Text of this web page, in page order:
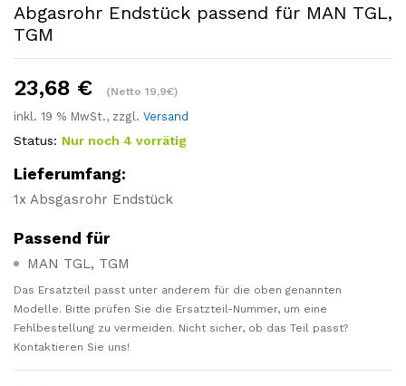
Abgasrohr Endstück passend für MAN TGL,
TGM
23,68 € (Netto 19,9€)
inkl. 19 % MwSt., zzgl. Versand
Status: Nur noch 4 vorrätig
Lieferumfang:
1x Absgasrohr Endstück
Passend für
MAN TGL, TGM
Das Ersatzteil passt unter anderem für die oben genannten
Modelle. Bitte prüfen Sie die Ersatzteil-Nummer, um eine
Fehlbestellung zu vermeiden. Nicht sicher, ob das Teil passt?
Kontaktieren Sie uns!